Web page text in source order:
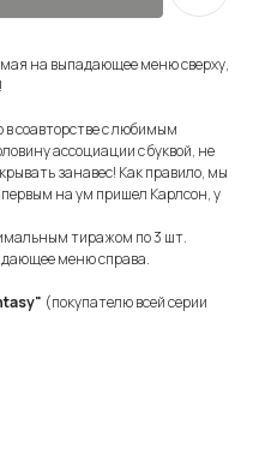
на выпадающее меню сверху,
соавторстве с любимым
ассоциации с буквой, не
занавес! Как правило, мы
на ум пришел Карлсон, у
тиражом по 3 шт.
меню справа.
(покупателю всей серии